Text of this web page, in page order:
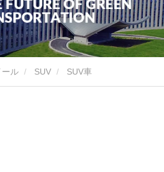
ール SUV SUV車